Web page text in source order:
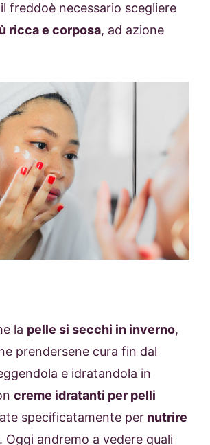
freddoè necessario scegliere
ricca e corposa, ad azione
la pelle si secchi in inverno,
prendersene cura fin dal
e idratandola in
creme idratanti per pelli
specificatamente per nutrire
. Oggi andremo a vedere quali